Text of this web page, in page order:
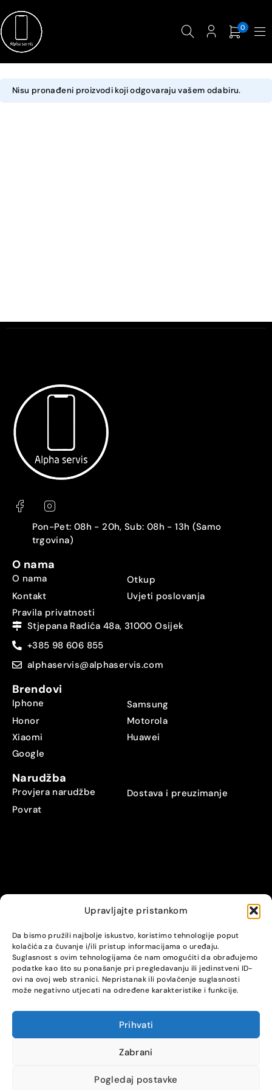
Upravljajte pristankom
Da bismo pružili najbolje iskustvo, koristimo tehnologije poput
kolačića za čuvanje i/ili pristup informacijama o uređaju.
Suglasnost s ovim tehnologijama će nam omogućiti da obrađujemo
podatke kao što su ponašanje pri pregledavanju ili jedinstveni ID-
ovi na ovoj web stranici. Nepristanak ili povlačenje suglasnosti
može negativno utjecati na određene karakteristike i funkcije.
Prihvati
Zabrani
Pogledaj postavke
0
Nisu pronađeni proizvodi koji odgovaraju vašem odabiru.
Pon-Pet: 08h - 20h, Sub: 08h - 13h (Samo
trgovina)
O nama
O nama
Otkup
Kontakt
Uvjeti poslovanja
Pravila privatnosti
Stjepana Radića 48a, 31000 Osijek
+385 98 606 855
alphaservis@alphaservis.com
Brendovi
Iphone
Samsung
Honor
Motorola
Xiaomi
Huawei
Google
Narudžba
Provjera narudžbe
Dostava i preuzimanje
Povrat
© Alpha servis. All Rights Reserved.
COMPARE (0)